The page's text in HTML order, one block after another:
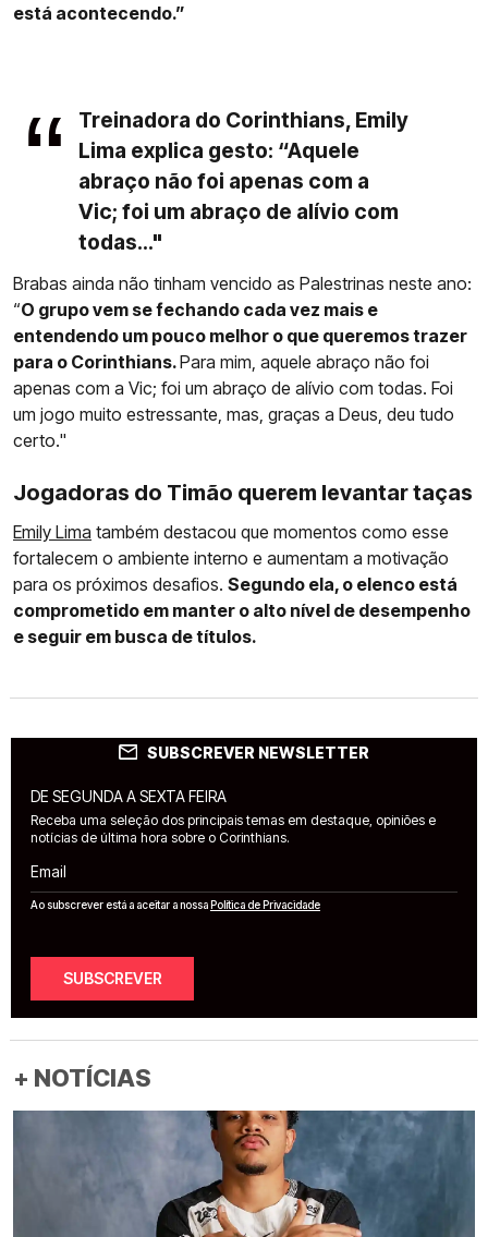
está acontecendo.”
Treinadora do Corinthians, Emily
Lima explica gesto: “Aquele
abraço não foi apenas com a
Vic; foi um abraço de alívio com
todas..."
Brabas ainda não tinham vencido as Palestrinas neste ano:
“O grupo vem se fechando cada vez mais e
entendendo um pouco melhor o que queremos trazer
para o Corinthians.Para mim, aquele abraço não foi
apenas com a Vic; foi um abraço de alívio com todas. Foi
um jogo muito estressante, mas, graças a Deus, deu tudo
certo."
Jogadoras do Timão querem levantar taças
Emily Lima também destacou que momentos como esse
fortalecem o ambiente interno e aumentam a motivação
para os próximos desafios. Segundo ela, o elenco está
comprometido em manter o alto nível de desempenho
e seguir em busca de títulos.
SUBSCREVER NEWSLETTER
DE SEGUNDA A SEXTA FEIRA
Receba uma seleção dos principais temas em destaque, opiniões e
notícias de última hora sobre o Corinthians.
Email
Ao subscrever está a aceitar a nossaPolítica de Privacidade
SUBSCREVER
+ NOTÍCIAS